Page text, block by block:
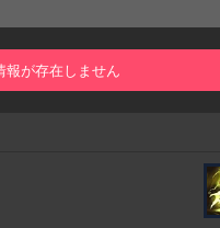
報が存在しません